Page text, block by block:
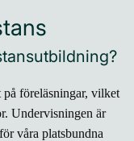
föreläsningar, vilket
Undervisningen är
våra platsbundna